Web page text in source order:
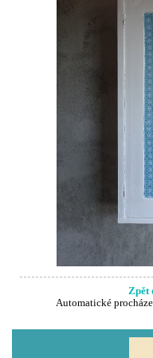
Zpět
Automatické